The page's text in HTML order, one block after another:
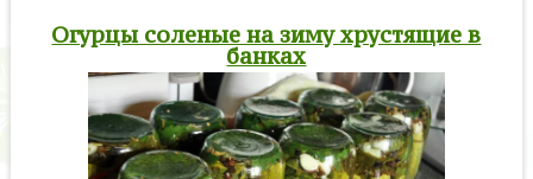
Огурцы соленые на зиму хрустящие в
банках